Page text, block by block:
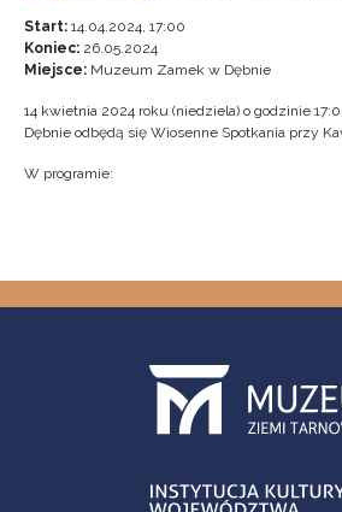
Start: 14.04.2024, 17:00
Koniec: 26.05.2024
Miejsce: Muzeum Zamek w Dębnie
14 kwietnia 2024 roku (niedziela) o godzinie
Dębnie odbędą się Wiosenne Spotkania przy
W programie: